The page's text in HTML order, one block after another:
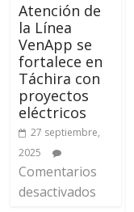
Atención de
la Línea
VenApp se
fortalece en
Táchira con
proyectos
eléctricos
27 septiembre,
2025
Comentarios
desactivados